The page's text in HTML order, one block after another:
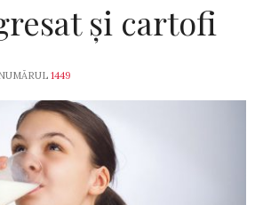
și cartofi
1449